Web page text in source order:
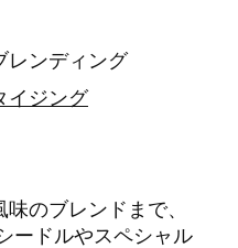
レンディング
イジング
のブレンドまで、
ードルやスペシャル